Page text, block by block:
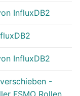
InfluxDB2
InfluxDB2
-